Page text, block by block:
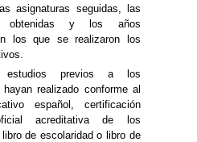
asignaturas seguidas, las
obtenidas y los años
los que se realizaron los
estudios previos a los
realizado conforme al
español, certificación
acreditativa de los
de escolaridad o libro de